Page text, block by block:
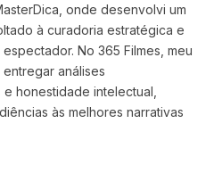
onde desenvolvi um
à curadoria estratégica e
No 365 Filmes, meu
análises
honestidade intelectual,
às melhores narrativas